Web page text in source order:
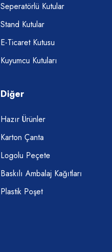
Seperatörlü Kutular
Stand Kutular
E-Ticaret Kutusu
Kuyumcu Kutuları
Diğer
Hazır Ürünler
Karton Çanta
Logolu Peçete
Baskılı Ambalaj Kağıtları
Plastik Poşet